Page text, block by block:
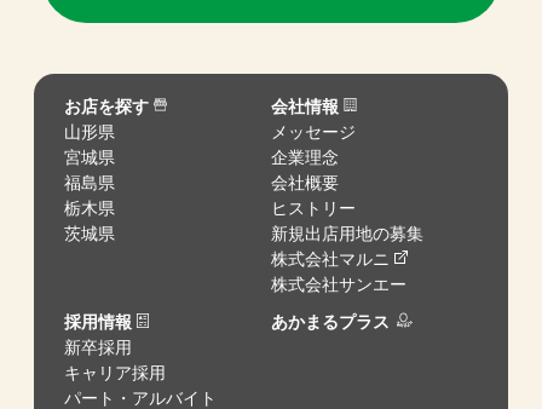
お店を探す
山形県
宮城県
福島県
栃木県
茨城県
会社情報
メッセージ
企業理念
会社概要
ヒストリー
新規出店用地の募集
株式会社マルニ
株式会社サンエー
採用情報
新卒採用
キャリア採用
パート・アルバイト
あかまるプラス